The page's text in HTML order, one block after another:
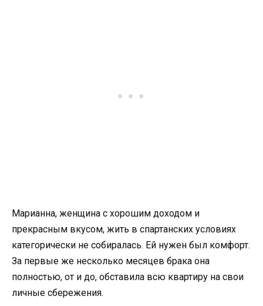
Марианна, женщина с хорошим доходом и
прекрасным вкусом, жить в спартанских условиях
категорически не собиралась. Ей нужен был комфорт.
За первые же несколько месяцев брака она
полностью, от и до, обставила всю квартиру на свои
личные сбережения.